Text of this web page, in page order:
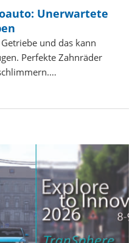
Unerwartete
und das kann
Perfekte Zahnräder